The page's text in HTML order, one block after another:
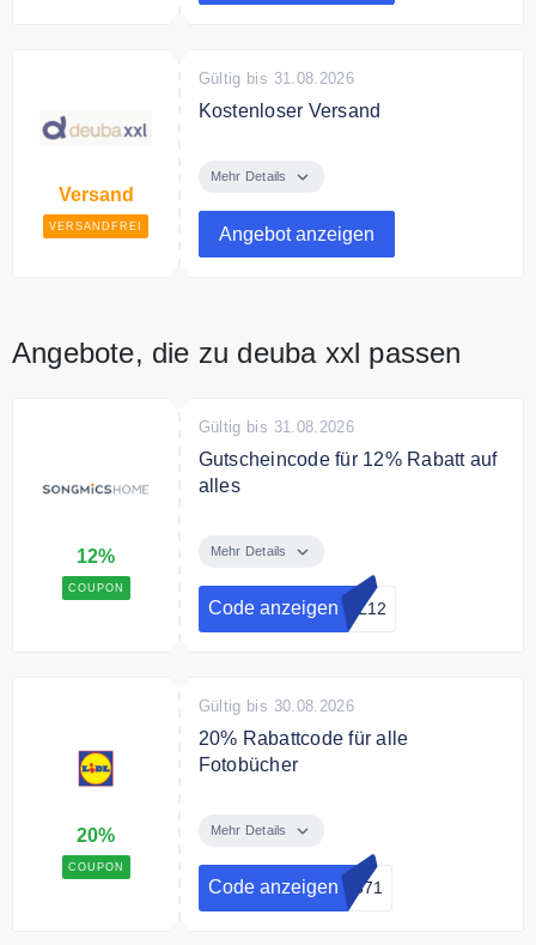
Versand
VERSANDFREI
Gültig bis 31.08.2026
Kostenloser Versand
versandkostenfrei alle Artikel.
Mehr Details
Angebot anzeigen
Angebote, die zu deuba xxl passen
12%
COUPON
Gültig bis 31.08.2026
Gutscheincode für 12% Rabatt auf
alles
Gutscheincode 12% auf alle
Bedingungen
Mehr Details
Code anzeigen OL12
20%
COUPON
Gültig bis 30.08.2026
20% Rabattcode für alle
Fotobücher
Rabatt auf alle Fotobücher
Bedingungen
Nicht mit anderen Aktionen
Mehr Details
Code anzeigen 3871